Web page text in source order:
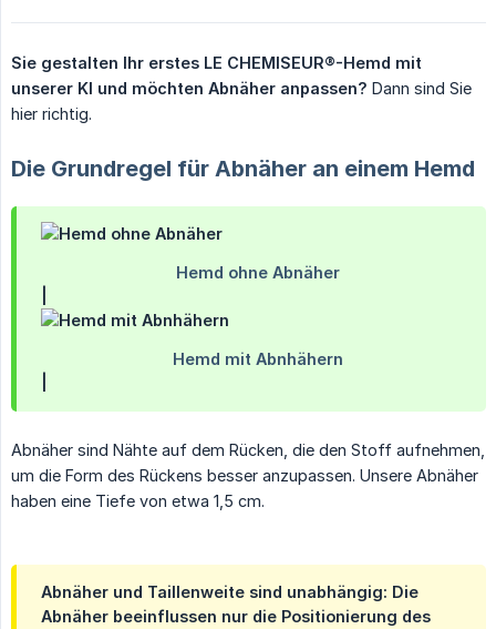
Sie gestalten Ihr erstes LE CHEMISEUR®-Hemd mit
unserer KI und möchten Abnäher anpassen? Dann sind Sie
hier richtig.
Die Grundregel für Abnäher an einem Hemd
Abnäher sind Nähte auf dem Rücken, die den Stoff aufnehmen,
um die Form des Rückens besser anzupassen. Unsere Abnäher
haben eine Tiefe von etwa 1,5 cm.
Abnäher und Taillenweite sind unabhängig: Die
Abnäher beeinflussen nur die Positionierung des